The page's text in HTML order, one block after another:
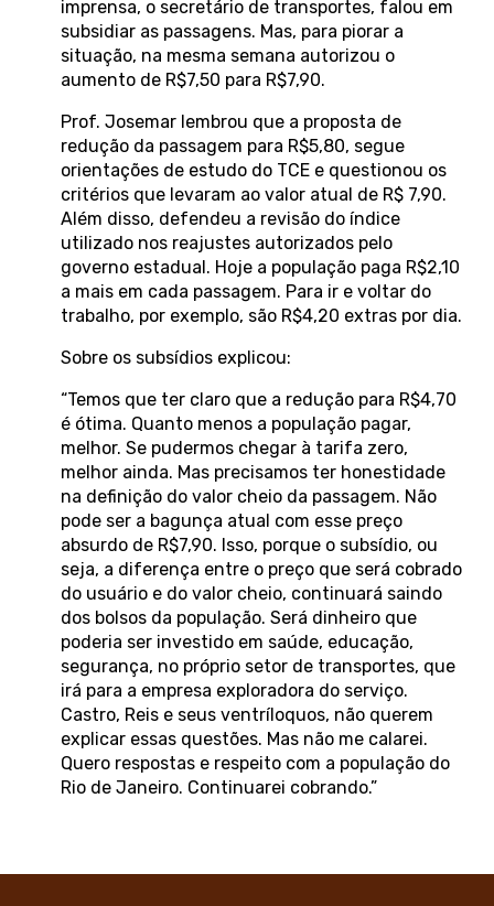
imprensa, o secretário de transportes, falou em
subsidiar as passagens. Mas, para piorar a
situação, na mesma semana autorizou o
aumento de R$7,50 para R$7,90.
Prof. Josemar lembrou que a proposta de
redução da passagem para R$5,80, segue
orientações de estudo do TCE e questionou os
critérios que levaram ao valor atual de R$ 7,90.
Além disso, defendeu a revisão do índice
utilizado nos reajustes autorizados pelo
governo estadual. Hoje a população paga R$2,10
a mais em cada passagem. Para ir e voltar do
trabalho, por exemplo, são R$4,20 extras por dia.
Sobre os subsídios explicou:
“Temos que ter claro que a redução para R$4,70
é ótima. Quanto menos a população pagar,
melhor. Se pudermos chegar à tarifa zero,
melhor ainda. Mas precisamos ter honestidade
na definição do valor cheio da passagem. Não
pode ser a bagunça atual com esse preço
absurdo de R$7,90. Isso, porque o subsídio, ou
seja, a diferença entre o preço que será cobrado
do usuário e do valor cheio, continuará saindo
dos bolsos da população. Será dinheiro que
poderia ser investido em saúde, educação,
segurança, no próprio setor de transportes, que
irá para a empresa exploradora do serviço.
Castro, Reis e seus ventríloquos, não querem
explicar essas questões. Mas não me calarei.
Quero respostas e respeito com a população do
Rio de Janeiro. Continuarei cobrando.”